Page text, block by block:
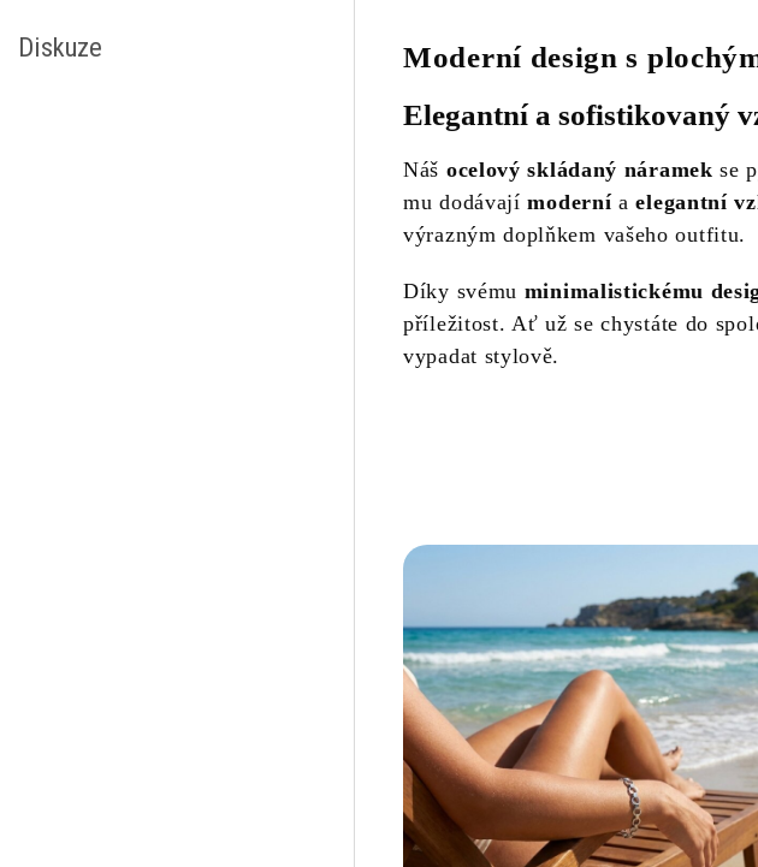
Diskuze
Moderní design s
Elegantní a sofistikovaný
Náš ocelový skládaný náramek se
mu dodávajímoderníaelegantní
výrazným doplňkem vašeho outfitu.
Díky svému minimalistickému
příležitost. Ať už se chystáte do
vypadat stylově.